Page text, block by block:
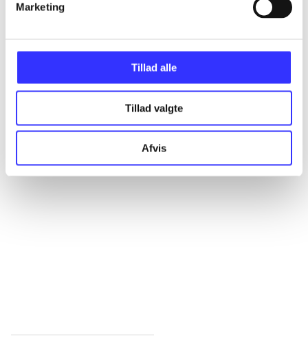
Marketing
Tillad alle
Tillad valgte
Afvis
Artikler
...